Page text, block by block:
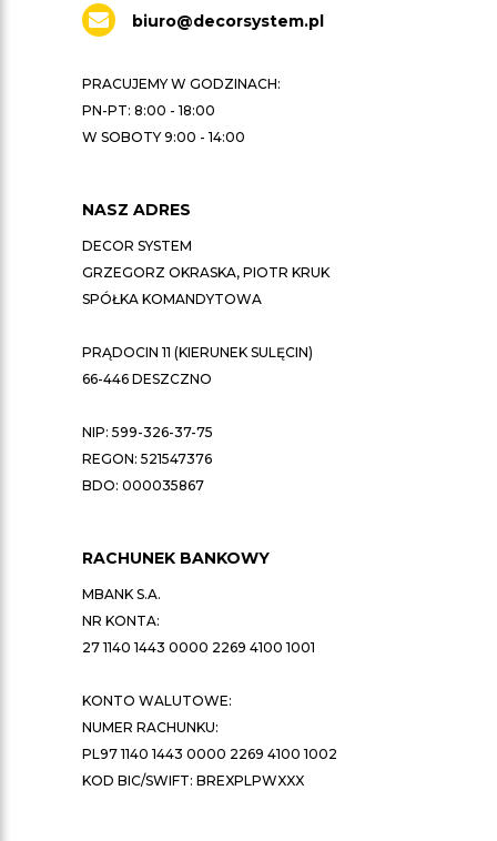
biuro@decorsystem.pl
PRACUJEMY W GODZINACH:
PN-PT: 8:00 - 18:00
W SOBOTY 9:00 - 14:00
NASZ ADRES
DECOR SYSTEM
GRZEGORZ OKRASKA, PIOTR KRUK
SPÓŁKA KOMANDYTOWA
PRĄDOCIN 11 (KIERUNEK SULĘCIN)
66-446 DESZCZNO
NIP: 599-326-37-75
REGON: 521547376
BDO: 000035867
RACHUNEK BANKOWY
MBANK S.A.
NR KONTA:
27 1140 1443 0000 2269 4100 1001
KONTO WALUTOWE:
NUMER RACHUNKU:
PL97 1140 1443 0000 2269 4100 1002
KOD BIC/SWIFT: BREXPLPWXXX